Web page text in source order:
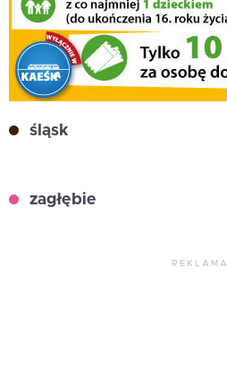
śląsk
zagłębie
REKLAMA